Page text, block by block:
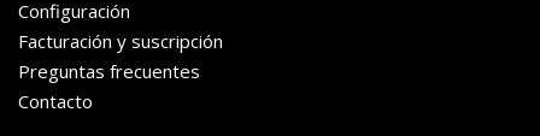
Configuración
Facturación y suscripción
Preguntas frecuentes
Contacto